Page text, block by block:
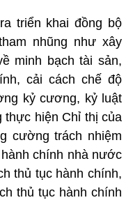
triển khai đồng bộ
nhũng như xây
minh bạch tài sản,
cải cách chế độ
kỷ cương, kỷ luật
thực hiện Chỉ thị của
cường trách nhiệm
chính nhà nước
thủ tục hành chính,
thủ tục hành chính